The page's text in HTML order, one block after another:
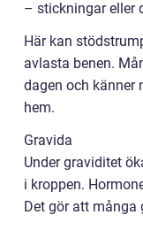
– stickningar eller
Här kan
avlasta benen.
dagen och känner
hem.
Gravida
Under graviditet
i kroppen.
Det gör att många